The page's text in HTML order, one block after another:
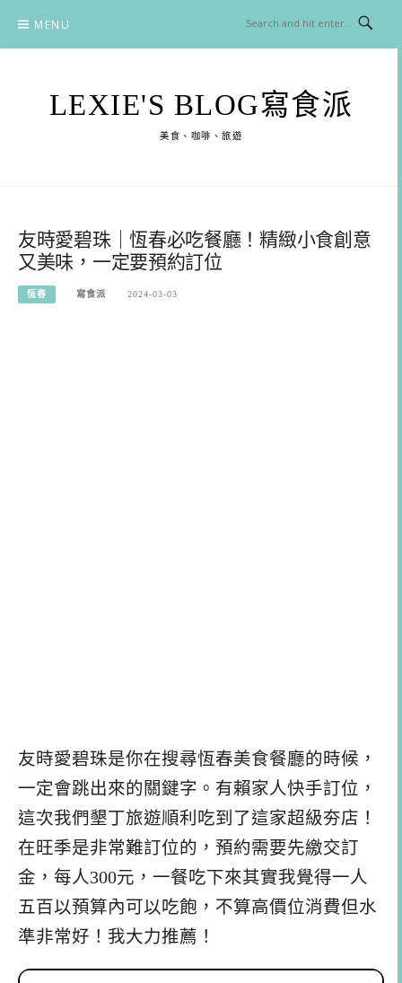
content
MENU
LEXIE'S BLOG寫食派
美食、咖啡、旅遊
友時愛碧珠｜恆春必吃餐廳！精緻小食創意
又美味，一定要預約訂位
恆春 寫食派 2024-03-03
友時愛碧珠是你在搜尋恆春美食餐廳的時候，
一定會跳出來的關鍵字。有賴家人快手訂位，
這次我們墾丁旅遊順利吃到了這家超級夯店！
在旺季是非常難訂位的，預約需要先繳交訂
金，每人300元，一餐吃下來其實我覺得一人
五百以預算內可以吃飽，不算高價位消費但水
準非常好！我大力推薦！